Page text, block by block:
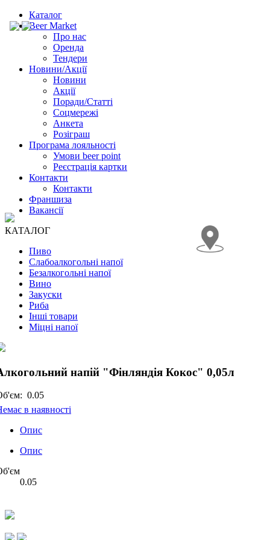
Каталог
Beer Market
Про нас
Оренда
Тендери
Новини/Акції
Новини
Акції
Поради/Статті
Соцмережі
Анкета
Розіграш
Програма лояльності
Умови beer point
Реєстрація картки
Контакти
Контакти
Франшиза
Вакансії
КАТАЛОГ
Пиво
Слабоалкогольні напої
Безалкогольні напої
Вино
Закуски
Риба
Інші товари
Міцні напої
напій "Фінляндія Кокос" 0,05л
0.05
в наявності
Опис
Опис
0.05